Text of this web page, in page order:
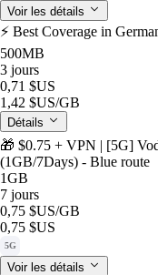
Voir les détails
⚡️ Best Coverage in
500MB
3 jours
0,71 $US
1,42 $US/GB
Détails
🎁 $0.75 + VPN | [5G]
(1GB/7Days) - Blue route
1GB
7 jours
0,75 $US/GB
0,75 $US
5G
Voir les détails